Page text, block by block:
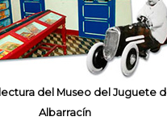
del Museo del Juguete
Albarracín